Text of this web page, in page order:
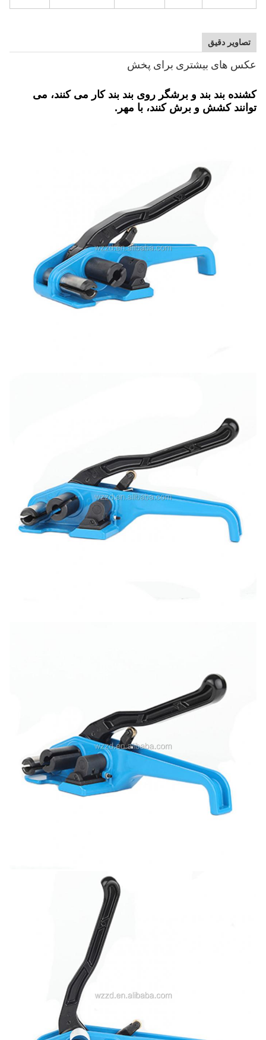
تصاویر دقیق
عکس های بیشتری برای پخش
کشنده بند بند و برشگر روی بند بند کار می کنند، می
توانند کشش و برش کنند، با مهر.